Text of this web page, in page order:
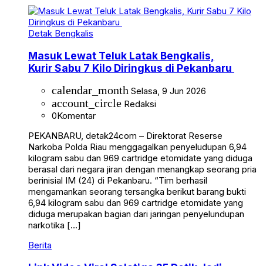
Detak Bengkalis
Masuk Lewat Teluk Latak Bengkalis,
Kurir Sabu 7 Kilo Diringkus di Pekanbaru
calendar_month Selasa, 9 Jun 2026
account_circle Redaksi
0Komentar
PEKANBARU, detak24com – Direktorat Reserse
Narkoba Polda Riau menggagalkan penyeludupan 6,94
kilogram sabu dan 969 cartridge etomidate yang diduga
berasal dari negara jiran dengan menangkap seorang pria
berinisial IM (24) di Pekanbaru. “Tim berhasil
mengamankan seorang tersangka berikut barang bukti
6,94 kilogram sabu dan 969 cartridge etomidate yang
diduga merupakan bagian dari jaringan penyelundupan
narkotika […]
Berita